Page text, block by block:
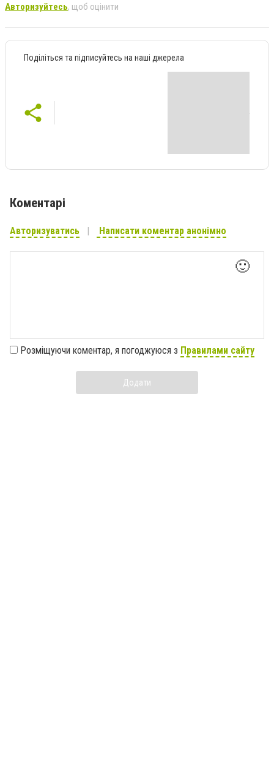
Авторизуйтесь, щоб оцінити
Поділіться та підписуйтесь на наші джерела
Коментарі
Авторизуватись Написати коментар анонімно
🙂
Розміщуючи коментар, я погоджуюся з Правилами сайту
Додати